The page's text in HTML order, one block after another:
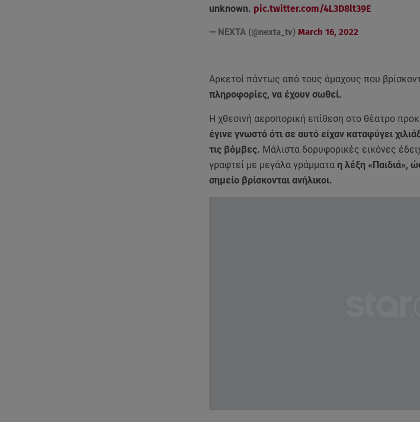
unknown. pic.twitter.com/4L3D8lt39E
— NEXTA (@nexta_tv) March 16, 2022
Αρκετοί πάντως από τους άμαχους που
πληροφορίες, να έχουν σωθεί.
Η χθεσινή αεροπορική επίθεση στο θέατρο
έγινε γνωστό ότι σε αυτό είχαν καταφύγει
τις βόμβες. Μάλιστα δορυφορικές εικόνες
γραφτεί με μεγάλα γράμματα η λέξη «Παιδιά»,
σημείο βρίσκονται ανήλικοι.